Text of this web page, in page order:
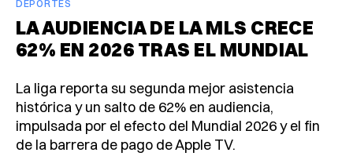
DEPORTES
LA AUDIENCIA DE LA MLS CRECE
62% EN 2026 TRAS EL MUNDIAL
La liga reporta su segunda mejor asistencia
histórica y un salto de 62% en audiencia,
impulsada por el efecto del Mundial 2026 y el fin
de la barrera de pago de Apple TV.